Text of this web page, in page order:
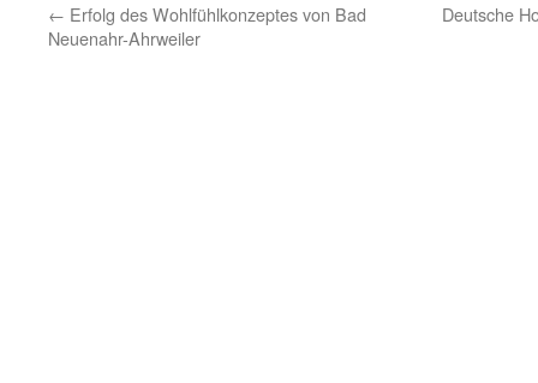
← Erfolg des Wohlfühlkonzeptes von Bad
Neuenahr-Ahrweiler
Deutsche